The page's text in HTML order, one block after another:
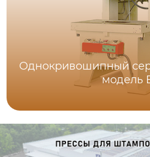
Однокривошипный
модель